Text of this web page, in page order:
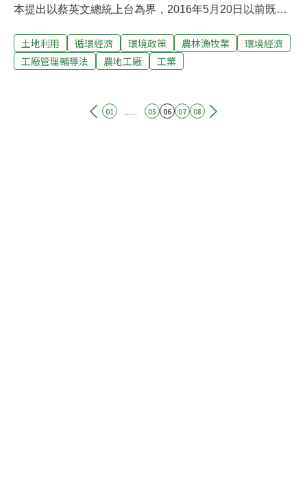
本提出以蔡英文總統上台為界，2016年5月20日以前既有
請土地合法化。而工廠合法後，就會解除對「特定工廠」
的七項限制，土地與工廠均可自由買賣。但有立委對此放
為「閒置」農地工廠。最後，因立委對特定工廠的限制、
土地利用 循環經濟 環境政策 農林漁牧業
環境經濟
工廠管理輔導法
農地工廠 工業
01 ...... 05 06 07 08